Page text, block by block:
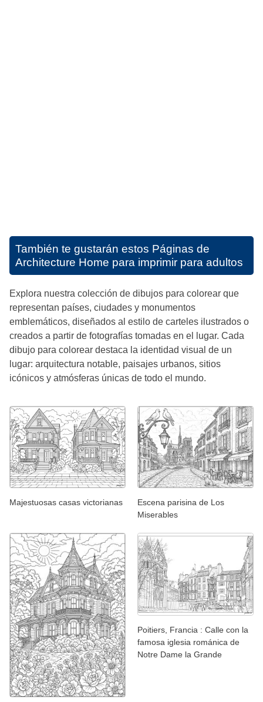
También te gustarán estos Páginas de
Architecture Home para imprimir para adultos
Explora nuestra colección de dibujos para colorear que
representan países, ciudades y monumentos
emblemáticos, diseñados al estilo de carteles ilustrados o
creados a partir de fotografías tomadas en el lugar. Cada
dibujo para colorear destaca la identidad visual de un
lugar: arquitectura notable, paisajes urbanos, sitios
icónicos y atmósferas únicas de todo el mundo.
Majestuosas casas victorianas
Escena parisina de Los
Miserables
Poitiers, Francia : Calle con la
famosa iglesia románica de
Notre Dame la Grande